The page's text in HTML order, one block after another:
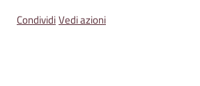
Bentivoglio
CondividiVedi azioni